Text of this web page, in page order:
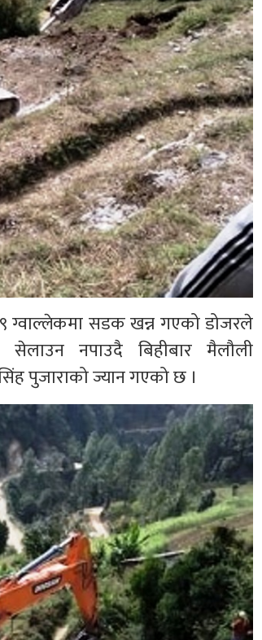
ग्वाल्लेकमा सडक खन्न गएको डोजरले
नपाउदै बिहीबार मैलौली
पुजाराको ज्यान गएको छ ।